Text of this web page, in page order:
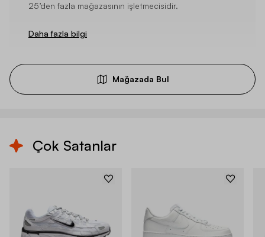
25’den fazla mağazasının işletmecisidir.
Daha fazla bilgi
Mağazada Bul
Çok Satanlar